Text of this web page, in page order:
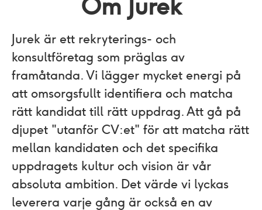
Om Jurek
Jurek är ett rekryterings- och
konsultföretag som präglas av
framåtanda. Vi lägger mycket energi på
att omsorgsfullt identifiera och matcha
rätt kandidat till rätt uppdrag. Att gå på
djupet "utanför CV:et"​ för att matcha rätt
mellan kandidaten och det specifika
uppdragets kultur och vision är vår
absoluta ambition. Det värde vi lyckas
leverera varje gång är också en av